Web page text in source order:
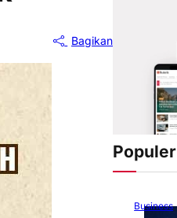
Bagikan
Populer
Business